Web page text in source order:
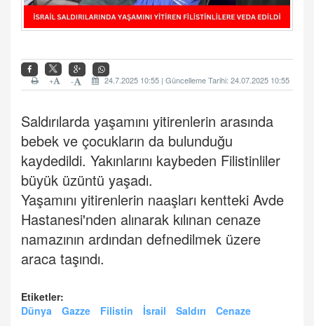
24.7.2025 10:55 | Güncelleme Tarihi: 24.07.2025 10:55
-
+
Saldırılarda yaşamını yitirenlerin arasında
bebek ve çocukların da bulunduğu
kaydedildi. Yakınlarını kaybeden Filistinliler
büyük üzüntü yaşadı.
Yaşamını yitirenlerin naaşları kentteki Avde
Hastanesi'nden alınarak kılınan cenaze
namazının ardından defnedilmek üzere
araca taşındı.
Etiketler:
Dünya
Gazze Filistin İsrail Saldırı Cenaze